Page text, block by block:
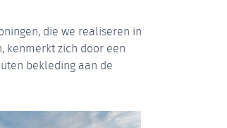
die we realiseren in
kenmerkt zich door een
bekleding aan de